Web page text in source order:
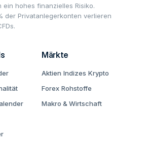
ein hohes finanzielles Risiko.
der Privatanlegerkonten verlieren
Märkte
Aktien Indizes Krypto
Forex Rohstoffe
Makro & Wirtschaft